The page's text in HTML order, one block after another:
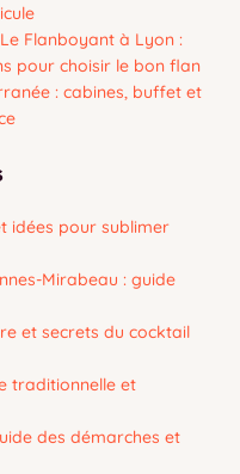
Flanboyant à Lyon :
pour choisir le bon flan
: cabines, buffet et
idées pour sublimer
Mirabeau : guide
et secrets du cocktail
traditionnelle et
des démarches et